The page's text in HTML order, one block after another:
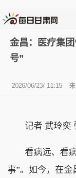
金昌：医疗集
号”
2026/06/23/ 11:15
记者 武玲奕
看病远、看病
事”。如今，在